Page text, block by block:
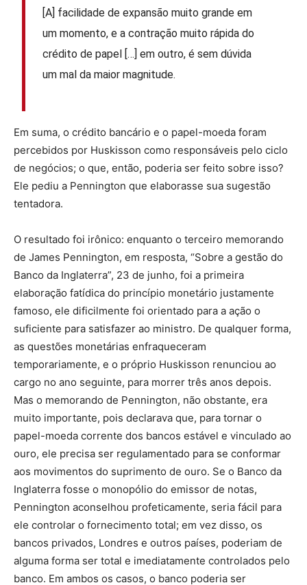
[A] facilidade de expansão muito grande em
um momento, e a contração muito rápida do
crédito de papel […] em outro, é sem dúvida
um mal da maior magnitude.
Em suma, o crédito bancário e o papel-moeda foram
percebidos por Huskisson como responsáveis pelo ciclo
de negócios; o que, então, poderia ser feito sobre isso?
Ele pediu a Pennington que elaborasse sua sugestão
tentadora.
O resultado foi irônico: enquanto o terceiro memorando
de James Pennington, em resposta, “Sobre a gestão do
Banco da Inglaterra”, 23 de junho, foi a primeira
elaboração fatídica do princípio monetário justamente
famoso, ele dificilmente foi orientado para a ação o
suficiente para satisfazer ao ministro. De qualquer forma,
as questões monetárias enfraqueceram
temporariamente, e o próprio Huskisson renunciou ao
cargo no ano seguinte, para morrer três anos depois.
Mas o memorando de Pennington, não obstante, era
muito importante, pois declarava que, para tornar o
papel-moeda corrente dos bancos estável e vinculado ao
ouro, ele precisa ser regulamentado para se conformar
aos movimentos do suprimento de ouro. Se o Banco da
Inglaterra fosse o monopólio do emissor de notas,
Pennington aconselhou profeticamente, seria fácil para
ele controlar o fornecimento total; em vez disso, os
bancos privados, Londres e outros países, poderiam de
alguma forma ser total e imediatamente controlados pelo
banco. Em ambos os casos, o banco poderia ser